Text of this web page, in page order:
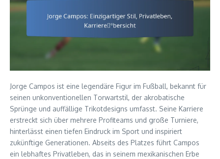
Jorge Campos ist eine legendäre Figur im Fußball, bekannt für
seinen unkonventionellen Torwartstil, der akrobatische
Sprünge und auffällige Trikotdesigns umfasst. Seine Karriere
erstreckt sich über mehrere Profiteams und große Turniere,
hinterlässt einen tiefen Eindruck im Sport und inspiriert
zukünftige Generationen. Abseits des Platzes führt Campos
ein lebhaftes Privatleben, das in seinem mexikanischen Erbe